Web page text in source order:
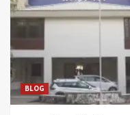
BLOG